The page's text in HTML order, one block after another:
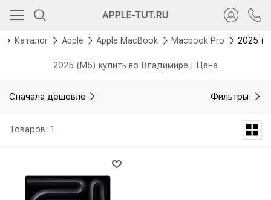
APPLE-TUT.RU
Каталог Apple Apple MacBook Macbook Pro 2025
2025 (M5) купить во Владимире | Цена
Сначала дешевле Фильтры
Товаров: 1